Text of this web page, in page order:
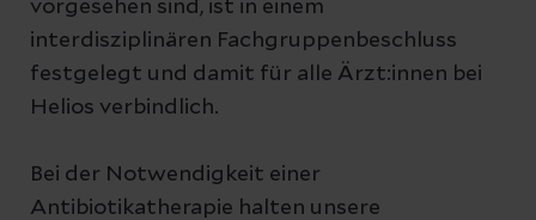
vorgesehen sind, ist in einem
interdisziplinären Fachgruppenbeschluss
festgelegt und damit für alle Ärzt:innen bei
Helios verbindlich.
Bei der Notwendigkeit einer
Antibiotikatherapie halten unsere